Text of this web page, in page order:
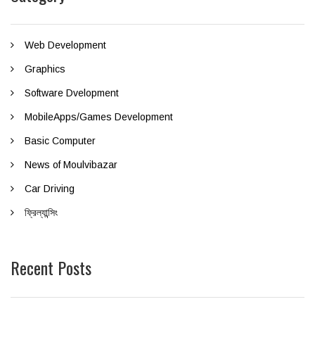
Web Development
Graphics
Software Dvelopment
MobileApps/Games Development
Basic Computer
News of Moulvibazar
Car Driving
ফ্রিল্যান্সিং
Recent Posts